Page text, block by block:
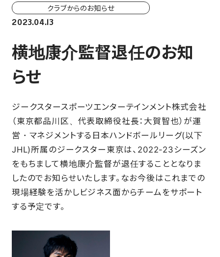
チケット購入方法
観戦ガイド
マイページはこちら
CSR
SCHOOL
PARTNERS
クラブからのお知らせ
2023.04.13
横地康介監督退任のお知
らせ
ジークスタースポーツエンターテインメント株式会社
（東京都品川区、代表取締役社長：大賀智也）が運
営・マネジメントする日本ハンドボールリーグ(以下
JHL)所属のジークスター東京は、2022-23シーズン
をもちまして横地康介監督が退任することとなりま
したのでお知らせいたします。なお今後はこれまでの
現場経験を活かしビジネス面からチームをサポート
する予定です。